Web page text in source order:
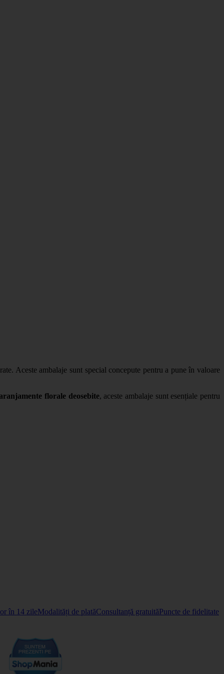
Aceste ambalaje sunt special concepute pentru a pune în valoare
florale deosebite, aceste ambalaje sunt esențiale pentru
în 14 zileModalități de platăConsultanță gratuităPuncte de fidelitate